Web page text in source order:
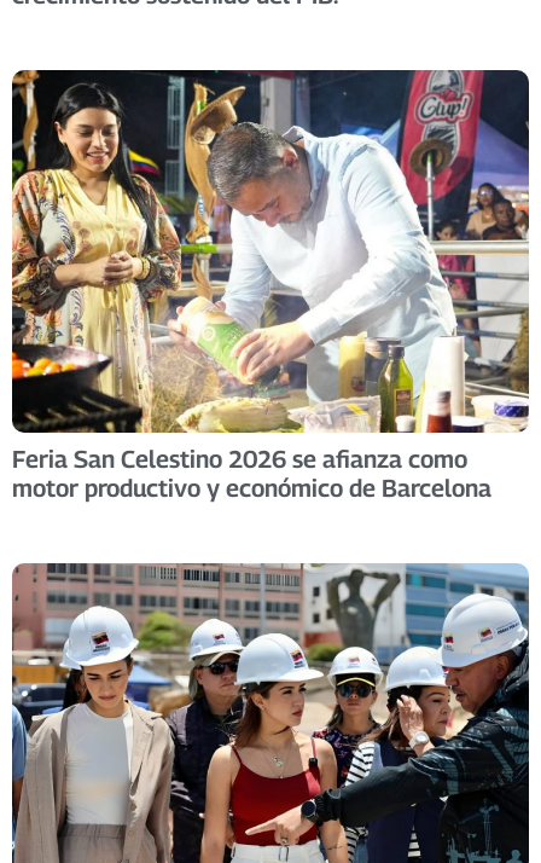
Feria San Celestino 2026 se afianza como
motor productivo y económico de Barcelona